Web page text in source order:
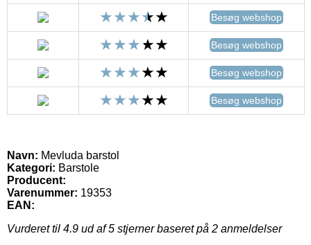
Besøg webshop
Besøg webshop
Besøg webshop
Besøg webshop
Navn: Mevluda barstol
Kategori: Barstole
Producent:
Varenummer: 19353
EAN:
Vurderet til 4.9 ud af 5 stjerner baseret på 2 anmeldelser